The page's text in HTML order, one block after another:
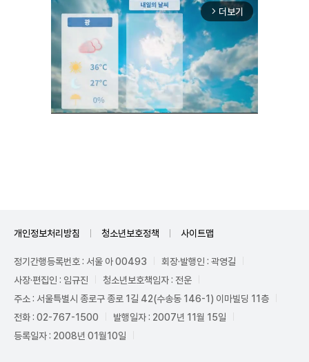
arrow_forward_ios 더보기
개인정보처리방침 청소년보호정책 사이트맵
정기간행등록번호 : 서울 아 00493
회장·발행인 : 곽영길
사장·편집인 : 임규진
청소년보호책임자 : 전운
주소 : 서울특별시 종로구 종로 1길 42(수송동 146-1) 이마빌딩 11층
전화 : 02-767-1500
발행일자 : 2007년 11월 15일
등록일자 : 2008년 01월10일